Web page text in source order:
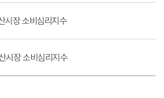
시장 소비심리지수
시장 소비심리지수